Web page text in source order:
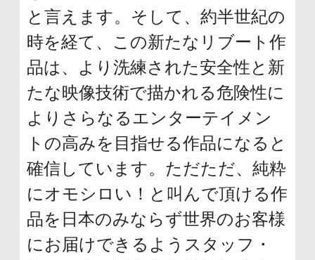
と言えます。そして、約半世紀の
時を経て、この新たなリブート作
品は、より洗練された安全性と新
たな映像技術で描かれる危険性に
よりさらなるエンターテイメン
トの高みを目指せる作品になると
確信しています。ただただ、純粋
にオモシロい！と叫んで頂ける作
品を日本のみならず世界のお客様
にお届けできるようスタッフ・